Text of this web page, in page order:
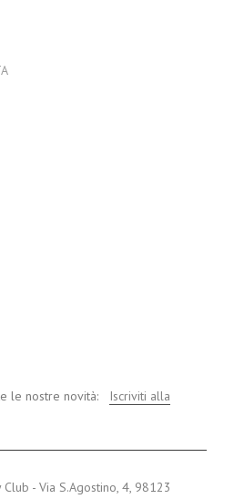
le nostre novità:
Iscriviti alla
- Via S.Agostino, 4, 98123